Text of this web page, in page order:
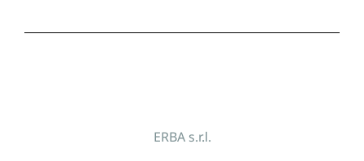
ERBA s.r.l.